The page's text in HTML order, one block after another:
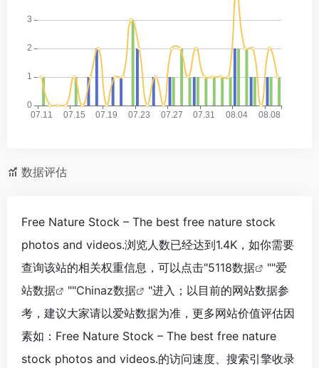
数据评估
Free Nature Stock – The best free nature stock
photos and videos.浏览人数已经达到1.4K，如你需要
查询该站的相关权重信息，可以点击"5118数据 ""爱
站数据
""Chinaz数据
"进入；以目前的网站数据参
考，建议大家请以爱站数据为准，更多网站价值评估因
素如：Free Nature Stock – The best free nature
stock photos and videos.的访问速度、搜索引擎收录